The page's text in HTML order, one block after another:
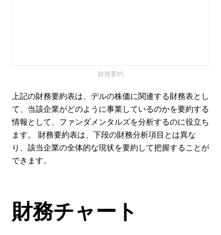
財務要約
上記の財務要約表は、デルの株価に関連する財務表とし
て、当該企業がどのように事業しているのかを要約する
情報として、ファンダメンタルズを分析するのに役立ち
ます。 財務要約表は、下段の財務分析項目とは異な
り、該当企業の全体的な現状を要約して把握することが
できます。
財務チャート